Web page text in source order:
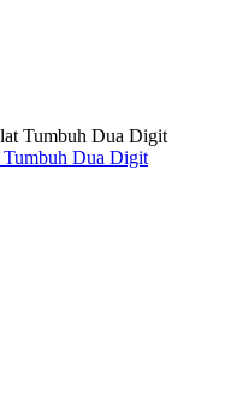
Tumbuh Dua Digit